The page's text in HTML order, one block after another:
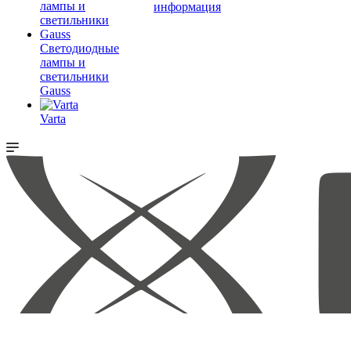
Светодиодные
лампы и
светильники
Gauss
Varta
информация